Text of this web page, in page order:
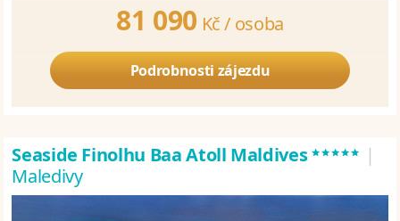
81 090 Kč / osoba
Podrobnosti zájezdu
Seaside Finolhu Baa Atoll Maldives***** |
Maledivy